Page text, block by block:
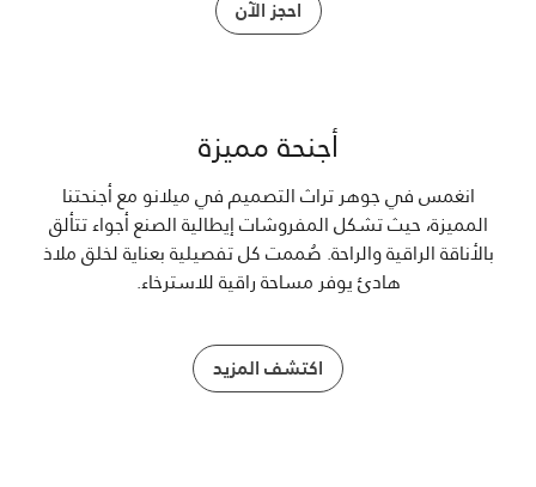
احجز الآن
أجنحة مميزة
انغمس في جوهر تراث التصميم في ميلانو مع أجنحتنا
المميزة، حيث تشكل المفروشات إيطالية الصنع أجواء تتألق
بالأناقة الراقية والراحة. صُممت كل تفصيلية بعناية لخلق ملاذ
هادئ يوفر مساحة راقية للاسترخاء.
اكتشف المزيد